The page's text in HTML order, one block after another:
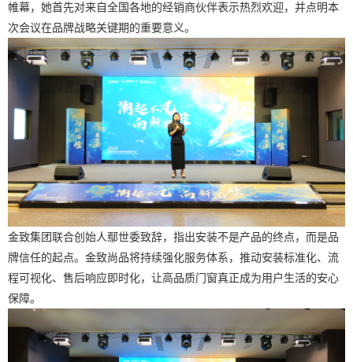
帷幕，她首先对来自全国各地的经销商伙伴表示热烈欢迎，并点明本
次会议在品牌战略关键期的重要意义。
金致集团联合创始人鄢世委致辞，指出安装不是产品的终点，而是品
牌信任的起点。金致尚品将持续强化服务体系，推动安装标准化、流
程可视化、售后响应即时化，让高品质门窗真正成为用户生活的安心
保障。